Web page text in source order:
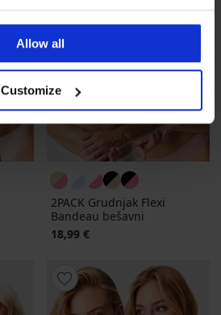
Allow all
Customize
2PACK Grudnjak Flexi
Bandeau bešavni
18,99 €